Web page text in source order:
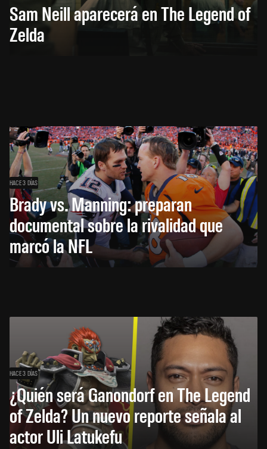
Sam Neill aparecerá en The Legend of
Zelda
HACE 3 DÍAS
Brady vs. Manning: preparan
documental sobre la rivalidad que
marcó la NFL
HACE 3 DÍAS
¿Quién será Ganondorf en The Legend
of Zelda? Un nuevo reporte señala al
actor Uli Latukefu